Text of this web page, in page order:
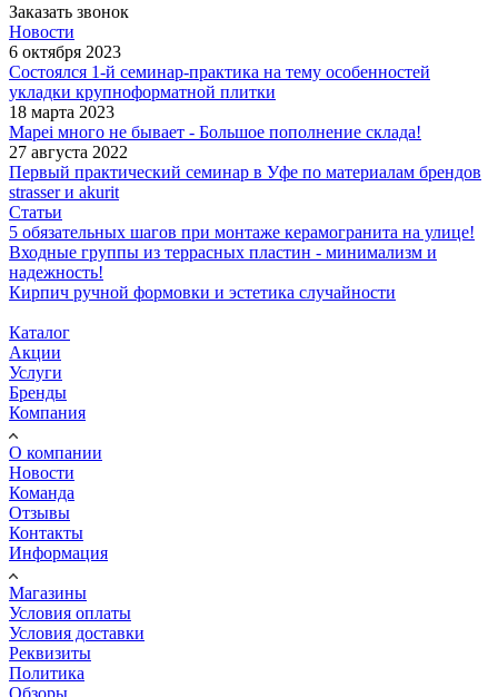
Заказать звонок
Новости
6 октября 2023
Состоялся 1-й семинар-практика на тему особенностей
укладки крупноформатной плитки
18 марта 2023
Mapei много не бывает - Большое пополнение склада!
27 августа 2022
Первый практический семинар в Уфе по материалам брендов
strasser и akurit
Статьи
5 обязательных шагов при монтаже керамогранита на улице!
Входные группы из террасных пластин - минимализм и
надежность!
Кирпич ручной формовки и эстетика случайности
Каталог
Акции
Услуги
Бренды
Компания
О компании
Новости
Команда
Отзывы
Контакты
Информация
Магазины
Условия оплаты
Условия доставки
Реквизиты
Политика
Обзоры